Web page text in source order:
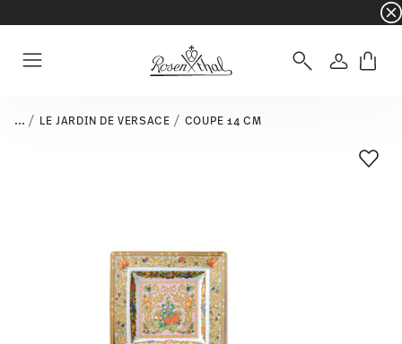
☀️ Summer SALE sur une sélection d'articles
... LE JARDIN DE VERSACE COUPE 14 CM
Liste